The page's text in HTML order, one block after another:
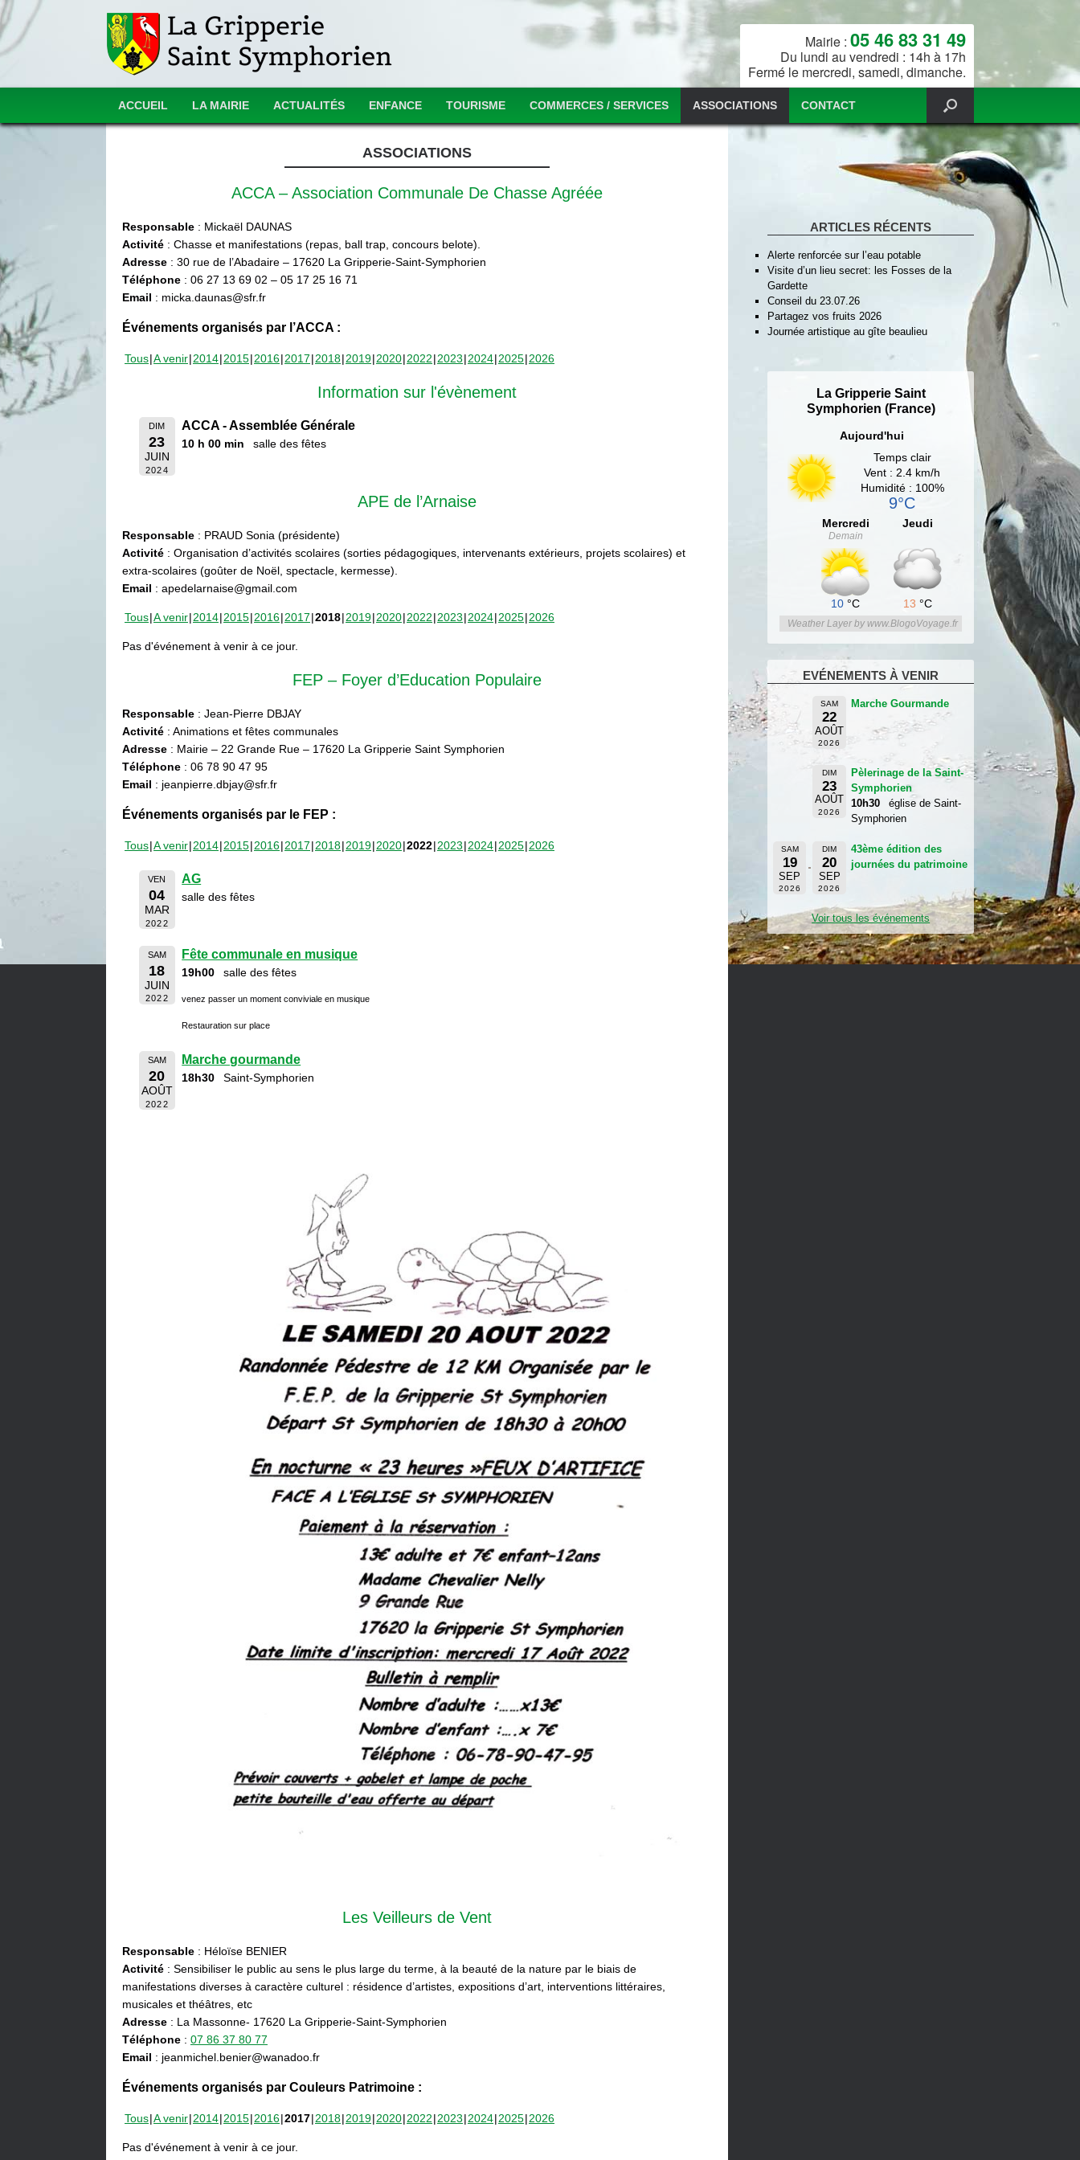
Mairie : 05 46 83 31 49
Du lundi au vendredi : 14h à 17h
Fermé le mercredi, samedi, dimanche.
ACCUEIL LA MAIRIE ACTUALITÉS ENFANCE TOURISME COMMERCES / SERVICES ASSOCIATIONS CONTACT
ASSOCIATIONS
ACCA – Association Communale De Chasse Agréée
Responsable : Mickaël DAUNAS
Activité : Chasse et manifestations (repas, ball trap, concours belote).
Adresse : 30 rue de l’Abadaire – 17620 La Gripperie-Saint-Symphorien
Téléphone : 06 27 13 69 02 – 05 17 25 16 71
Email : micka.daunas@sfr.fr
Événements organisés par l’ACCA :
Tous A venir 2014 2015 2016 2017 2018 2019 2020 2022 2023 2024 2025 2026
Information sur l'évènement
DIM
23
JUIN
2024
ACCA - Assemblée Générale
10 h 00 min salle des fêtes
APE de l’Arnaise
Responsable : PRAUD Sonia (présidente)
Activité : Organisation d’activités scolaires (sorties pédagogiques, intervenants extérieurs, projets scolaires) et
extra-scolaires (goûter de Noël, spectacle, kermesse).
Email : apedelarnaise@gmail.com
Tous A venir 2014 2015 2016 2017 2018 2019 2020 2022 2023 2024 2025 2026
Pas d'événement à venir à ce jour.
FEP – Foyer d’Education Populaire
Responsable : Jean-Pierre DBJAY
Activité : Animations et fêtes communales
Adresse : Mairie – 22 Grande Rue – 17620 La Gripperie Saint Symphorien
Téléphone : 06 78 90 47 95
Email : jeanpierre.dbjay@sfr.fr
Événements organisés par le FEP :
Tous A venir 2014 2015 2016 2017 2018 2019 2020 2022 2023 2024 2025 2026
VEN
04
MAR
2022
AG
salle des fêtes
SAM
18
JUIN
2022
Fête communale en musique
19h00 salle des fêtes
venez passer un moment conviviale en musique
Restauration sur place
SAM
20
AOÛT
2022
Marche gourmande
18h30 Saint-Symphorien
Les Veilleurs de Vent
Responsable : Héloïse BENIER
Activité : Sensibiliser le public au sens le plus large du terme, à la beauté de la nature par le biais de
manifestations diverses à caractère culturel : résidence d’artistes, expositions d’art, interventions littéraires,
musicales et théâtres, etc
Adresse : La Massonne- 17620 La Gripperie-Saint-Symphorien
Téléphone : 07 86 37 80 77
Email : jeanmichel.benier@wanadoo.fr
Événements organisés par Couleurs Patrimoine :
Tous A venir 2014 2015 2016 2017 2018 2019 2020 2022 2023 2024 2025 2026
Pas d'événement à venir à ce jour.
ARTICLES RÉCENTS
Alerte renforcée sur l’eau potable
Visite d’un lieu secret: les Fosses de la
Gardette
Conseil du 23.07.26
Partagez vos fruits 2026
Journée artistique au gîte beaulieu
La Gripperie Saint
Symphorien (France)
Aujourd'hui
Temps clair
Vent : 2.4 km/h
Humidité : 100%
9°C
Mercredi
Demain
10 °C
Jeudi
13 °C
Weather Layer by www.BlogoVoyage.fr
EVÉNEMENTS À VENIR
SAM
22
AOÛT
2026
Marche Gourmande
DIM
23
AOÛT
2026
Pèlerinage de la Saint-
Symphorien
10h30
église de Saint-
Symphorien
SAM
19
SEP
2026
DIM
20
SEP
2026
43ème édition des
journées du patrimoine
Voir tous les événements